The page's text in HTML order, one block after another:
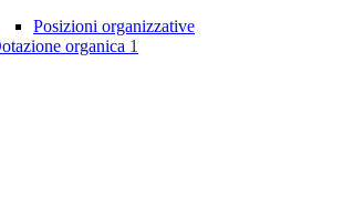
Posizioni organizzative
organica 1